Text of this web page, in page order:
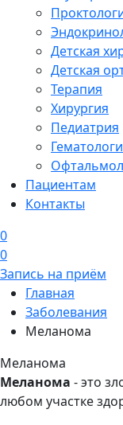
Детская
Детская
Терапия
Хирургия
Педиатрия
Пациентам
Контакты
0
0
Запись на приём
Главная
Заболевания
Меланома
Меланома
Меланома - это
любом участке